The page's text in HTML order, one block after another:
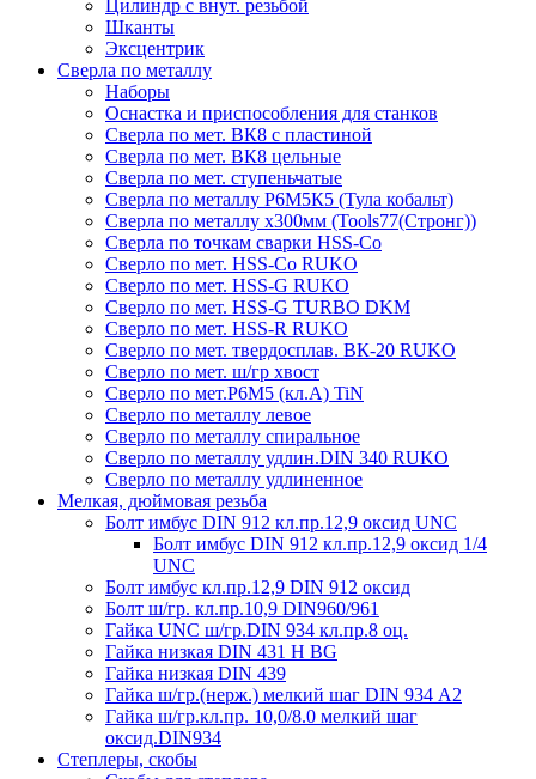
Цилиндр с внут. резьбой
Шканты
Эксцентрик
Сверла по металлу
Наборы
Оснастка и приспособления для станков
Сверла по мет. ВК8 с пластиной
Сверла по мет. ВК8 цельные
Сверла по мет. ступеньчатые
Сверла по металлу Р6М5К5 (Тула кобальт)
Сверла по металлу х300мм (Tools77(Стронг))
Сверла по точкам сварки HSS-Co
Сверло по мет. HSS-Co RUKO
Сверло по мет. HSS-G RUKO
Сверло по мет. HSS-G TURBO DKM
Сверло по мет. HSS-R RUKO
Сверло по мет. твердосплав. ВК-20 RUKO
Сверло по мет. ш/гр хвост
Сверло по мет.Р6М5 (кл.А) TiN
Сверло по металлу левое
Сверло по металлу спиральное
Сверло по металлу удлин.DIN 340 RUKO
Сверло по металлу удлиненное
Мелкая, дюймовая резьба
Болт имбус DIN 912 кл.пр.12,9 оксид UNC
Болт имбус DIN 912 кл.пр.12,9 оксид 1/4
UNC
Болт имбус кл.пр.12,9 DIN 912 оксид
Болт ш/гр. кл.пр.10,9 DIN960/961
Гайка UNC ш/гр.DIN 934 кл.пр.8 оц.
Гайка низкая DIN 431 H BG
Гайка низкая DIN 439
Гайка ш/гр.(нерж.) мелкий шаг DIN 934 А2
Гайка ш/гр.кл.пр. 10,0/8.0 мелкий шаг
оксид.DIN934
Степлеры, скобы